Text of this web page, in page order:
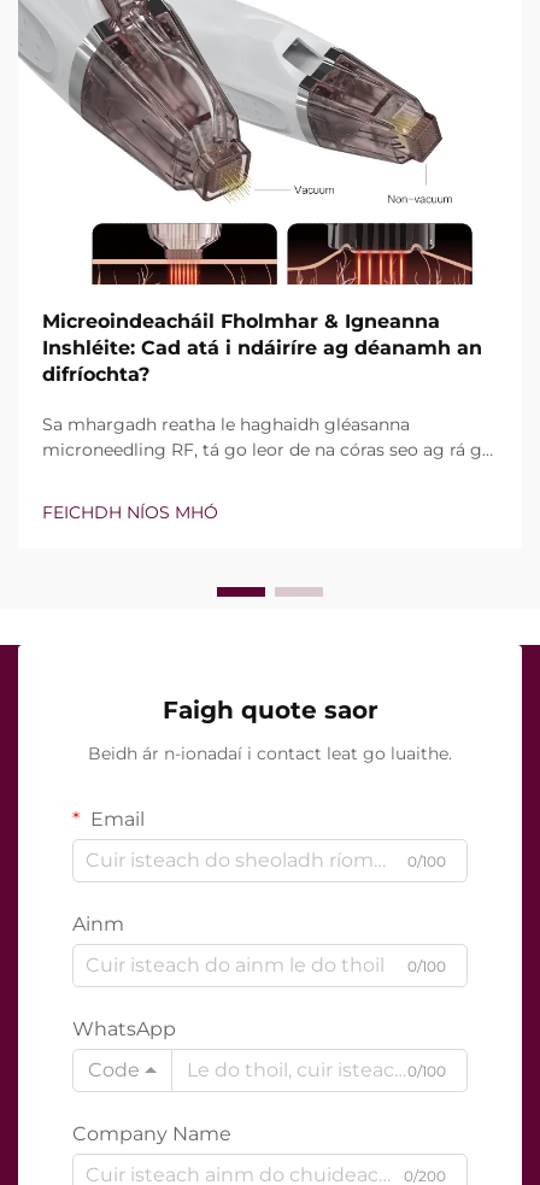
Micreoindeacháil Fholmhar & Igneanna
Inshléite: Cad atá i ndáiríre ag déanamh an
difríochta?
Sa mhargadh reatha le haghaidh gléasanna
microneedling RF, tá go leor de na córas seo ag rá go
Áfach, níl an cheist fíor i ndáiríre an bhfuil na gnéithe
seo ann nó nach bhfuil, ach conas a oibríonn siad go
FEICHDH NÍOS MHÓ
Faigh quote saor
Beidh ár n-ionadaí i contact leat go luaithe.
Email
0/100
Ainm
0/100
WhatsApp
Code
0/100
Company Name
0/200